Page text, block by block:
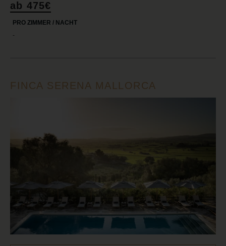
ab 475€
PRO ZIMMER / NACHT
-
FINCA SERENA MALLORCA